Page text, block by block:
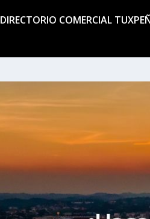
DIRECTORIO COMERCIAL